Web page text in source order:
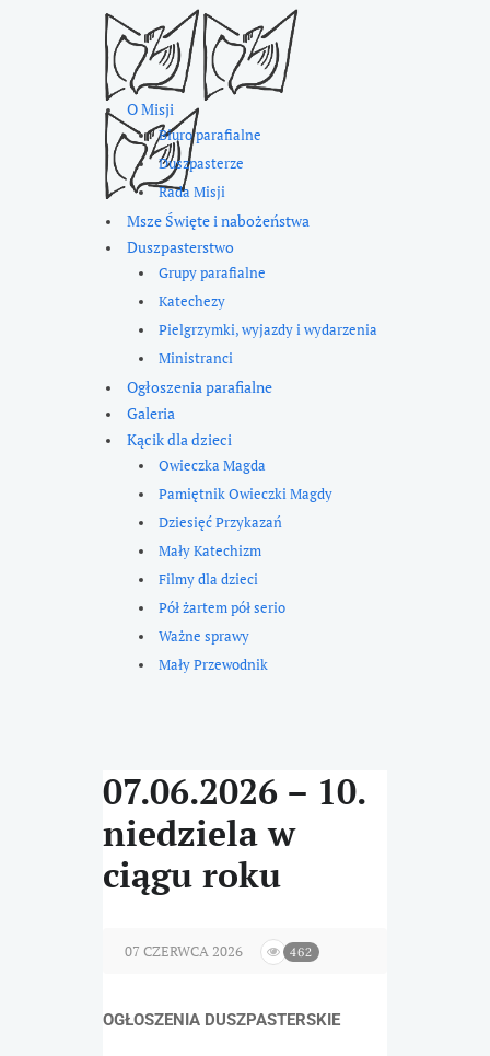
O Misji
Biuro parafialne
Duszpasterze
Rada Misji
Msze Święte i nabożeństwa
Duszpasterstwo
Grupy parafialne
Katechezy
Pielgrzymki, wyjazdy i wydarzenia
Ministranci
Ogłoszenia parafialne
Galeria
Kącik dla dzieci
Owieczka Magda
Pamiętnik Owieczki Magdy
Dziesięć Przykazań
Mały Katechizm
Filmy dla dzieci
Pół żartem pół serio
Ważne sprawy
Mały Przewodnik
07.06.2026 – 10.
niedziela w
ciągu roku
07 CZERWCA 2026 462
OGŁOSZENIA DUSZPASTERSKIE